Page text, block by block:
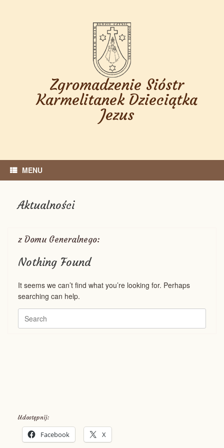
Zgromadzenie Sióstr
Karmelitanek Dzieciątka
Jezus
MENU
Aktualności
z Domu Generalnego:
Nothing Found
It seems we can’t find what you’re looking for. Perhaps
searching can help.
Search
for:
Udostępnij:
Facebook X